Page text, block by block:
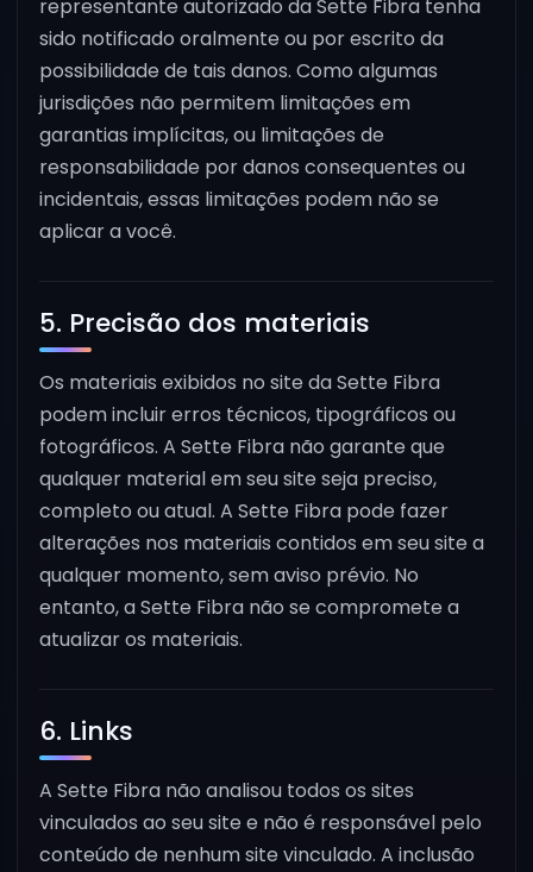
representante autorizado da Sette Fibra tenha
sido notificado oralmente ou por escrito da
possibilidade de tais danos. Como algumas
jurisdições não permitem limitações em
garantias implícitas, ou limitações de
responsabilidade por danos consequentes ou
incidentais, essas limitações podem não se
aplicar a você.
5. Precisão dos materiais
Os materiais exibidos no site da Sette Fibra
podem incluir erros técnicos, tipográficos ou
fotográficos. A Sette Fibra não garante que
qualquer material em seu site seja preciso,
completo ou atual. A Sette Fibra pode fazer
alterações nos materiais contidos em seu site a
qualquer momento, sem aviso prévio. No
entanto, a Sette Fibra não se compromete a
atualizar os materiais.
6. Links
A Sette Fibra não analisou todos os sites
vinculados ao seu site e não é responsável pelo
conteúdo de nenhum site vinculado. A inclusão